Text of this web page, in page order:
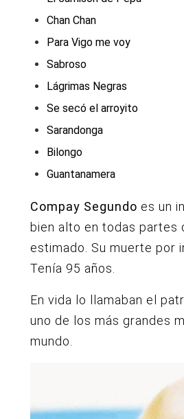
Chan Chan
Para Vigo me voy
Sabroso
Lágrimas Negras
Se secó el arroyito
Sarandonga
Bilongo
Guantanamera
Compay Segundo es un
bien alto en todas partes
estimado. Su muerte por
Tenía 95 años.
En vida lo llamaban el
uno de los más grandes
mundo.